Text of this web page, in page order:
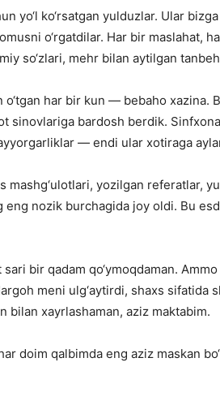
yo‘l ko‘rsatgan yulduzlar. Ular
o‘rgatdilar. Har bir maslahat,
so‘zlari, mehr bilan aytilgan
o‘tgan har bir kun — bebaho xazina.
sinovlariga bardosh berdik.
— endi ular xotiraga
mashg‘ulotlari, yozilgan referatlar,
nozik burchagida joy oldi. Bu
bir qadam qo‘ymoqdaman.
meni ulg‘aytirdi, shaxs
bilan xayrlashaman, aziz maktabim.
doim qalbimda eng aziz maskan